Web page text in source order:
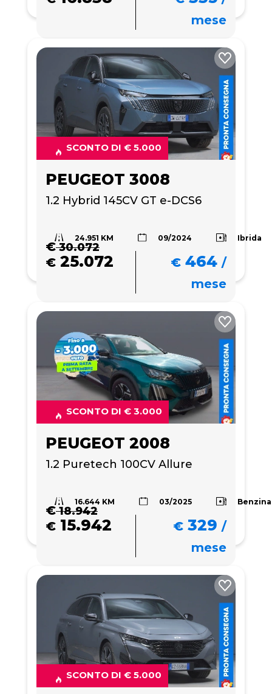
mese
SCONTO DI € 5.000
PEUGEOT 3008
1.2 Hybrid 145CV GT e-DCS6
24.951 KM 09/2024 Ibrida
€30.072
€ 25.072 € 464 /
mese
SCONTO DI € 3.000
PEUGEOT 2008
1.2 Puretech 100CV Allure
16.644 KM 03/2025 Benzina
€18.942
€ 15.942 € 329 /
mese
SCONTO DI € 5.000